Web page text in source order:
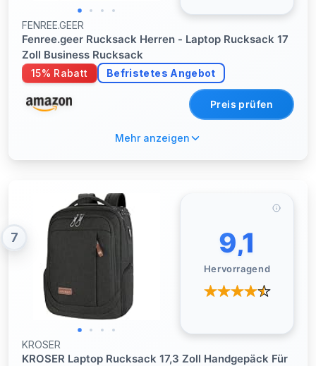
FENREE.GEER
Fenree.geer Rucksack Herren - Laptop Rucksack 17
Zoll Business Rucksack
15% Rabatt Befristetes Angebot
Preis prüfen
Mehr anzeigen
7 9,1
Hervorragend
KROSER
KROSER Laptop Rucksack 17,3 Zoll Handgepäck Für